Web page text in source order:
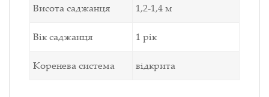
Висота саджанця 1,2-1,4 м
Вік саджанця 1 рік
Коренева система відкрита